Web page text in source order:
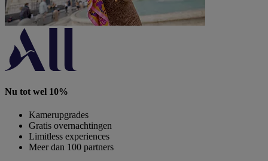
Nu tot wel 10%
Kamerupgrades
Gratis overnachtingen
Limitless experiences
Meer dan 100 partners